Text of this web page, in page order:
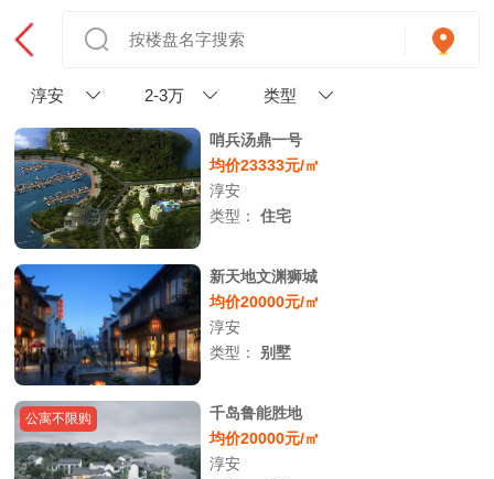
淳安 2-3万 类型
哨兵汤鼎一号
均价23333元/㎡
淳安
类型：住宅
新天地文渊狮城
均价20000元/㎡
淳安
类型：别墅
公寓不限购
千岛鲁能胜地
均价20000元/㎡
淳安